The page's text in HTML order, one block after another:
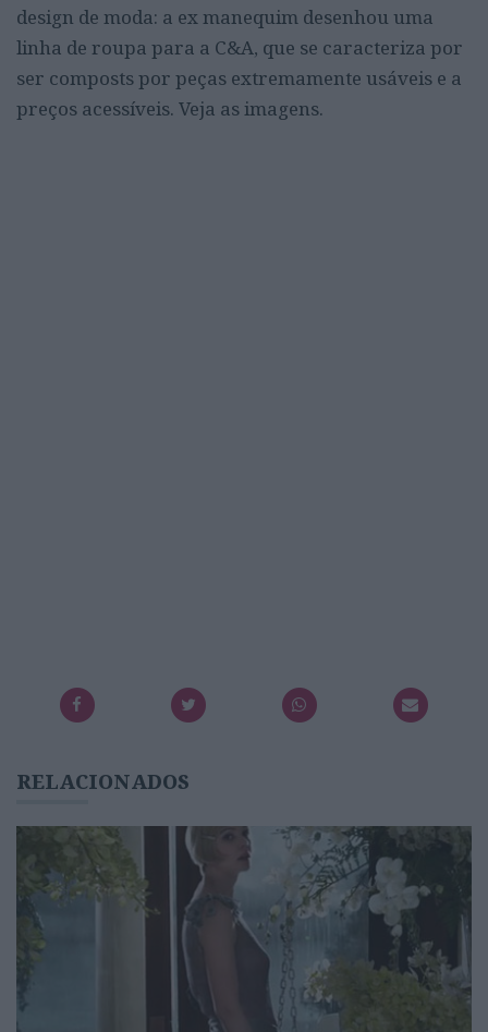
design de moda: a ex manequim desenhou uma
linha de roupa para a C&A, que se caracteriza por
ser composts por peças extremamente usáveis e a
preços acessíveis. Veja as imagens.
RELACIONADOS